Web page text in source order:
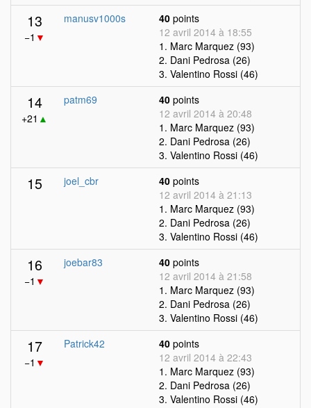
13
−1 ▼
manusv1000s 40 points
12 avril 2014 à 18:55
1. Marc Marquez (93)
2. Dani Pedrosa (26)
3. Valentino Rossi (46)
14
+21 ▲
patm69 40 points
12 avril 2014 à 20:48
1. Marc Marquez (93)
2. Dani Pedrosa (26)
3. Valentino Rossi (46)
15 joel_cbr 40 points
12 avril 2014 à 21:13
1. Marc Marquez (93)
2. Dani Pedrosa (26)
3. Valentino Rossi (46)
16
−1 ▼
joebar83 40 points
12 avril 2014 à 21:58
1. Marc Marquez (93)
2. Dani Pedrosa (26)
3. Valentino Rossi (46)
17
−1 ▼
Patrick42 40 points
12 avril 2014 à 22:43
1. Marc Marquez (93)
2. Dani Pedrosa (26)
3. Valentino Rossi (46)